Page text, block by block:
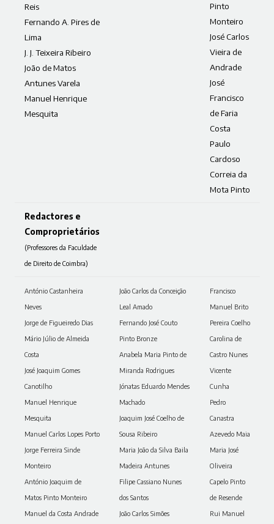
Reis
Fernando A. Pires de
Lima
J. J. Teixeira Ribeiro
João de Matos
Antunes Varela
Manuel Henrique
Mesquita
Pinto
Monteiro
José Carlos
Vieira de
Andrade
José
Francisco
de Faria
Costa
Paulo
Cardoso
Correia da
Mota Pinto
Redactores e
Comproprietários
(Professores da Faculdade
de Direito de Coimbra)
António Castanheira
Neves
Jorge de Figueiredo Dias
Mário Júlio de Almeida
Costa
José Joaquim Gomes
Canotilho
Manuel Henrique
Mesquita
Manuel Carlos Lopes Porto
Jorge Ferreira Sinde
Monteiro
António Joaquim de
Matos Pinto Monteiro
Manuel da Costa Andrade
João Carlos da Conceição
Leal Amado
Fernando José Couto
Pinto Bronze
Anabela Maria Pinto de
Miranda Rodrigues
Jónatas Eduardo Mendes
Machado
Joaquim José Coelho de
Sousa Ribeiro
Maria João da Silva Baila
Madeira Antunes
Filipe Cassiano Nunes
dos Santos
João Carlos Simões
Francisco
Manuel Brito
Pereira Coelho
Carolina de
Castro Nunes
Vicente
Cunha
Pedro
Canastra
Azevedo Maia
Maria José
Oliveira
Capelo Pinto
de Resende
Rui Manuel